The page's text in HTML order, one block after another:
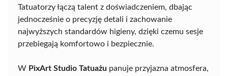
Tatuatorzy łączą talent z doświadczeniem, dbając
jednocześnie o precyzję detali i zachowanie
najwyższych standardów higieny, dzięki czemu sesje
przebiegają komfortowo i bezpiecznie.
W PixArt Studio Tatuażu panuje przyjazna atmosfera,